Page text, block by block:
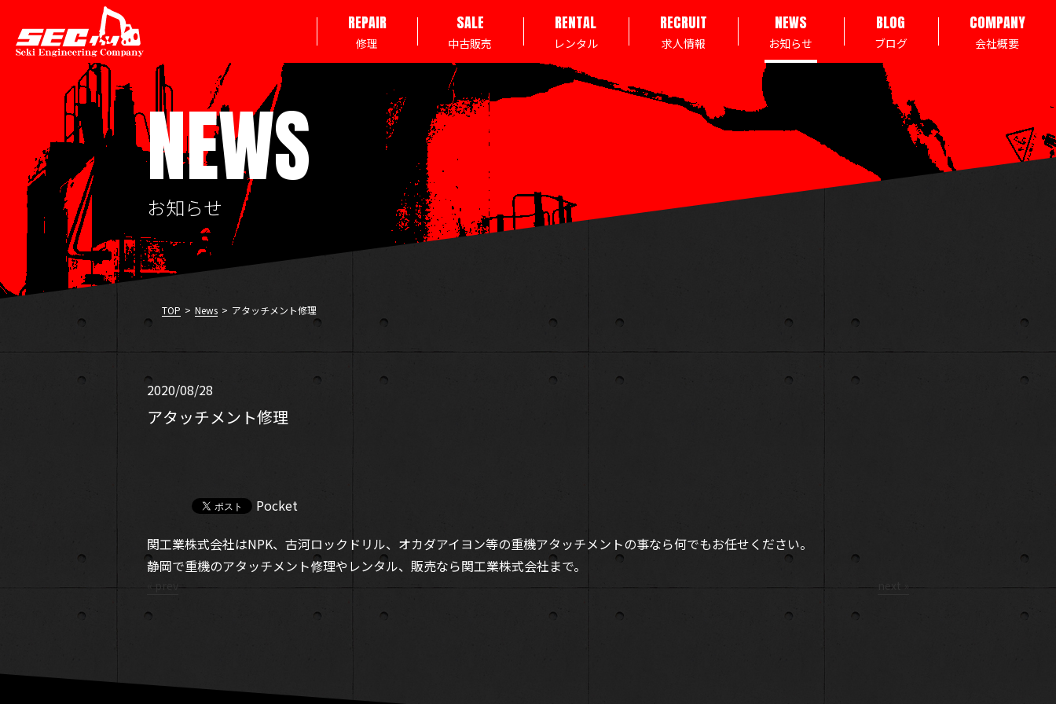
REPAIR
修理
SALE
中古販売
RENTAL
レンタル
RECRUIT
求人情報
NEWS
お知らせ
BLOG
ブログ
COMPANY
会社概要
NEWS
お知らせ
TOP > News > アタッチメント修理
2020/08/28
アタッチメント修理
Pocket
関工業株式会社はNPK、古河ロックドリル、オカダアイヨン等の重機アタッチメントの事なら何でもお任せください。
静岡で重機のアタッチメント修理やレンタル、販売なら関工業株式会社まで。
« prev next »